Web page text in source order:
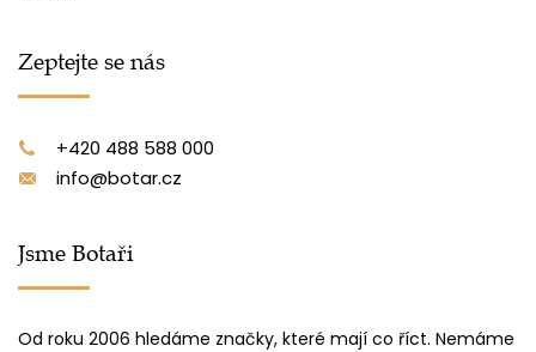
Zeptejte se nás
+420 488 588 000
info@botar.cz
Jsme Botaři
Od roku 2006 hledáme značky, které mají co říct. Nemáme